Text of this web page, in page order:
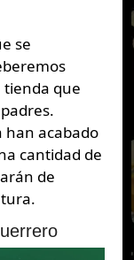
se
tienda que
han acabado
cantidad de
de